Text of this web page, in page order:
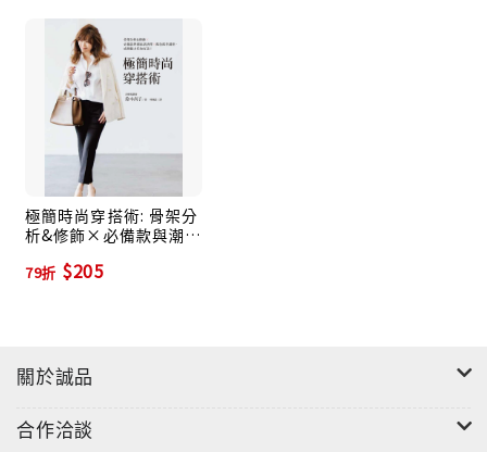
極簡時尚穿搭術: 骨架分
析&修飾×必備款與潮流
成熟魅力任你打造!
79折 $205
關於誠品
合作洽談